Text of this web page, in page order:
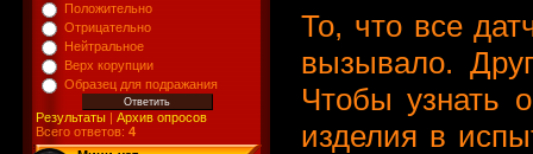
Положительно
Отрицательно
Нейтральное
Верх корупции
Образец для подражания
Результаты| Архив опросов
Всего ответов: 4
То, что все
вызывало.
Чтобы узнать
изделия в